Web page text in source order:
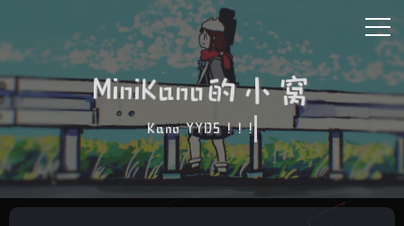
MiniKano的小窝
Kano YYDS ! ! !